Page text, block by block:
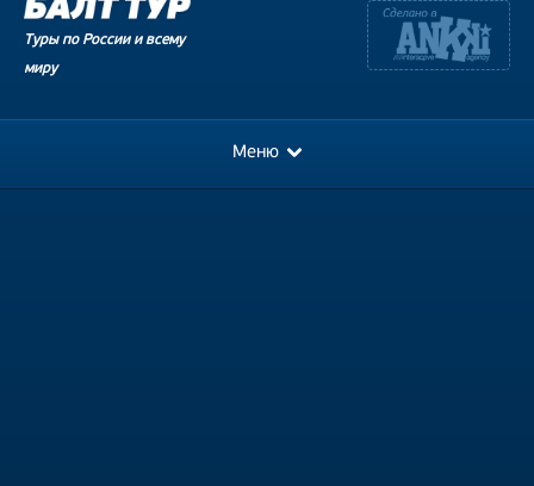
Туры по России и всему
миру
Меню